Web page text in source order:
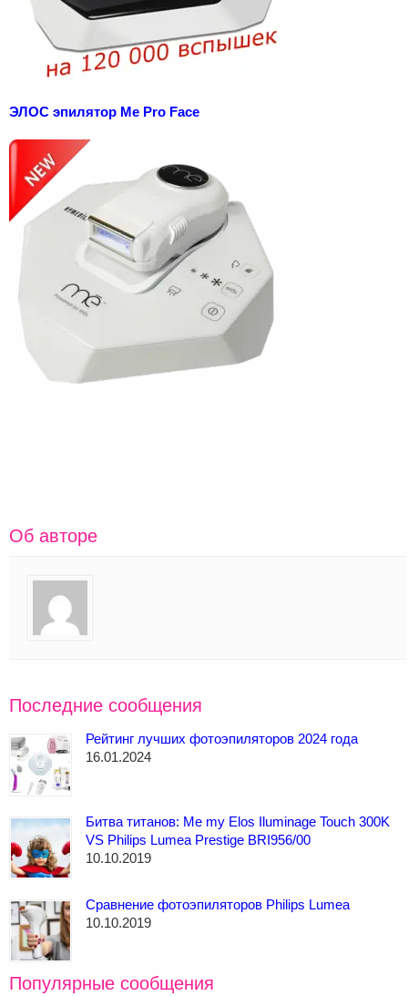
ЭЛОС эпилятор Me Pro Face
Об авторе
Последние сообщения
Рейтинг лучших фотоэпиляторов 2024 года
16.01.2024
Битва титанов: Me my Elos Iluminage Touch 300K
VS Philips Lumea Prestige BRI956/00
10.10.2019
Сравнение фотоэпиляторов Philips Lumea
10.10.2019
Популярные сообщения